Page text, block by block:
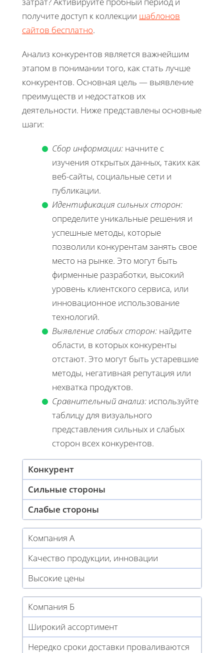
получите доступ к коллекции шаблонов
сайтов бесплатно.
Анализ конкурентов является важнейшим
этапом в понимании того, как стать лучше
конкурентов. Основная цель — выявление
преимуществ и недостатков их
деятельности. Ниже представлены основные
шаги:
Сбор информации: начните с
изучения открытых данных, таких как
веб-сайты, социальные сети и
публикации.
Идентификация сильных сторон:
определите уникальные решения и
успешные методы, которые
позволили конкурентам занять свое
место на рынке. Это могут быть
фирменные разработки, высокий
уровень клиентского сервиса, или
инновационное использование
технологий.
Выявление слабых сторон: найдите
области, в которых конкуренты
отстают. Это могут быть устаревшие
методы, негативная репутация или
нехватка продуктов.
Сравнительный анализ: используйте
таблицу для визуального
представления сильных и слабых
сторон всех конкурентов.
Конкурент
Сильные стороны
Слабые стороны
Компания А
Качество продукции, инновации
Высокие цены
Компания Б
Широкий ассортимент
Нередко сроки доставки проваливаются